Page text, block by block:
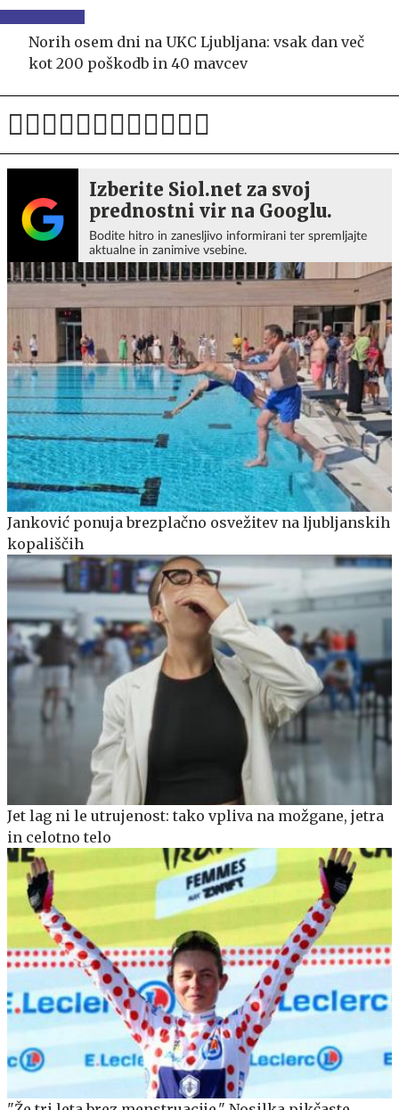
Norih osem dni na UKC Ljubljana: vsak dan več
kot 200 poškodb in 40 mavcev
Izberite Siol.net za svoj
prednostni vir na Googlu.
Bodite hitro in zanesljivo informirani ter spremljajte
aktualne in zanimive vsebine.
Janković ponuja brezplačno osvežitev na ljubljanskih
kopališčih
Jet lag ni le utrujenost: tako vpliva na možgane, jetra
in celotno telo